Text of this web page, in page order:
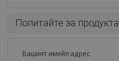
Попитайте за продукта